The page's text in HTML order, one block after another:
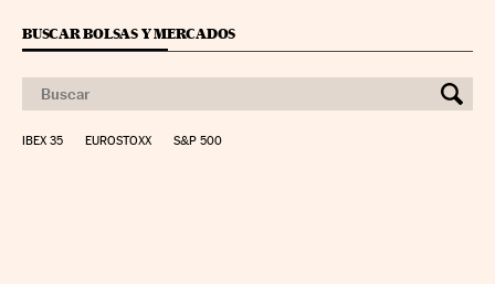
BUSCAR BOLSAS Y MERCADOS
IBEX 35 EUROSTOXX S&P 500